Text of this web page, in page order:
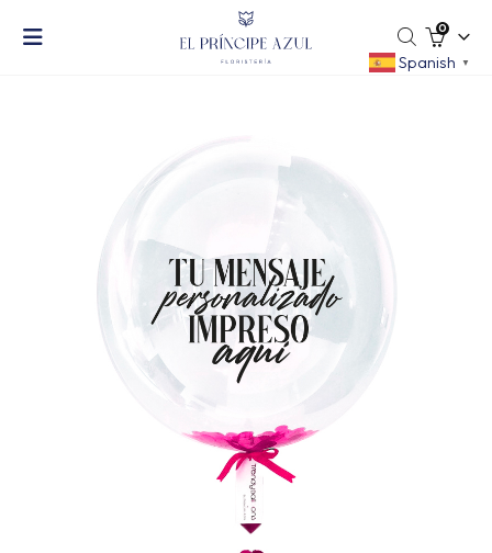
0
Spanish ▼